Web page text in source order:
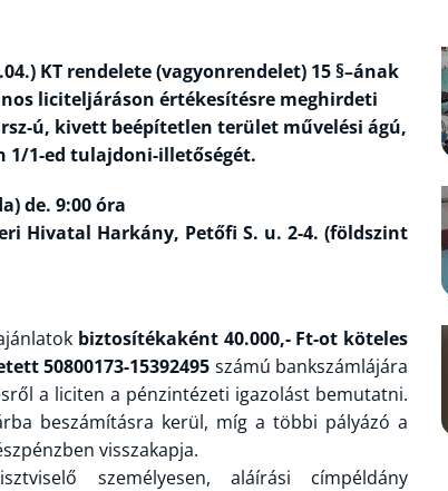
KT rendelete (vagyonrendelet) 15 §–ának
liciteljáráson értékesítésre meghirdeti
ú, kivett beépítetlen terület művelési ágú,
1/1-ed tulajdoni-illetőségét.
de. 9:00 óra
Harkány, Petőfi S. u. 2-4. (földszint
biztosítékaként 40.000,- Ft-ot köteles
50800173-15392495 számú bankszámlájára
a liciten a pénzintézeti igazolást bemutatni.
beszámításra kerül, míg a többi pályázó a
visszakapja.
személyesen, aláírási címpéldány